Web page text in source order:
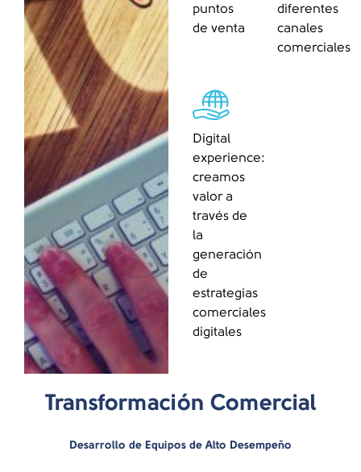
puntos
de venta
diferentes
canales
comerciales
Digital
experience:
creamos
valor a
través de
la
generación
de
estrategias
comerciales
digitales
Transformación Comercial
Desarrollo de Equipos de Alto Desempeño